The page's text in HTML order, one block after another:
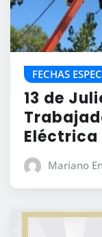
FECHAS
13 de
Eléctrica
Mariano